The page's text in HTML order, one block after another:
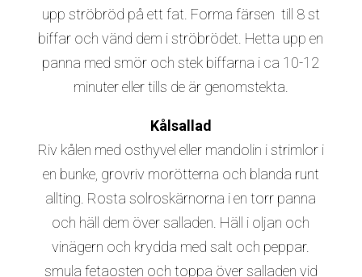
upp ströbröd på ett fat. Forma färsen till 8 st
biffar och vänd dem i ströbrödet. Hetta upp en
panna med smör och stek biffarna i ca 10-12
minuter eller tills de är genomstekta.
Kålsallad
Riv kålen med osthyvel eller mandolin i strimlor i
en bunke, grovriv morötterna och blanda runt
allting. Rosta solroskärnorna i en torr panna
och häll dem över salladen. Häll i oljan och
vinägern och krydda med salt och peppar.
smula fetaosten och toppa över salladen vid